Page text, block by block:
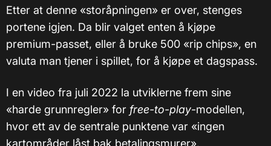
Etter at denne «storåpningen» er over, stenges
portene igjen. Da blir valget enten å kjøpe
premium-passet, eller å bruke 500 «rip chips», en
valuta man tjener i spillet, for å kjøpe et dagspass.
I en video fra juli 2022 la utviklerne frem sine
«harde grunnregler» for free-to-play-modellen,
hvor ett av de sentrale punktene var «ingen
kartområder låst bak betalingsmurer».